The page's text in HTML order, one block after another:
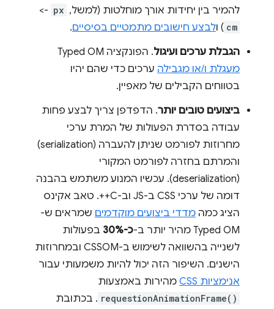
להמיר בין יחידות אורך מוחלטות (למשל, px
->
cm ) ולבצע חישובים מתמטיים בסיסיים.
הגבלת ערכים ועיגול. הפונקציה Typed OM
מעגלת ו/או מגבילה ערכים כדי שהם יהיו
בטווחים הקבילים של מאפיין.
ביצועים טובים יותר. הדפדפן צריך לבצע פחות
עבודה בסדרת הפעולות של המרת ערכי
מחרוזות לפורמט שניתן להעברה (serialization)
והמרתם בחזרה לפורמט המקורי
(deserialization). עכשיו המנוע משתמש בהבנה
דומה של ערכי CSS ב-JS וב-C++. טאב אקינס
הציג כמה מדדי ביצועים מוקדמים שמראים ש-
Typed OM מהיר יותר ב-
כ-30%
בפעולות
לשנייה בהשוואה לשימוש ב-CSSOM ובמחרוזות
הישנים. השיפור הזה יכול להיות משמעותי עבור
אנימציות CSS
מהירות באמצעות
requestionAnimationFrame() . בכתובת